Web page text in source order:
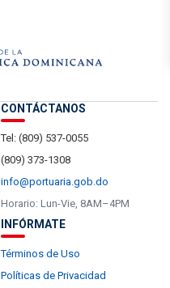
CONTÁCTANOS
Tel: (809) 537-0055
(809) 373-1308
info@portuaria.gob.do
Horario: Lun-Vie, 8AM–4PM
INFÓRMATE
Términos de Uso
Políticas de Privacidad